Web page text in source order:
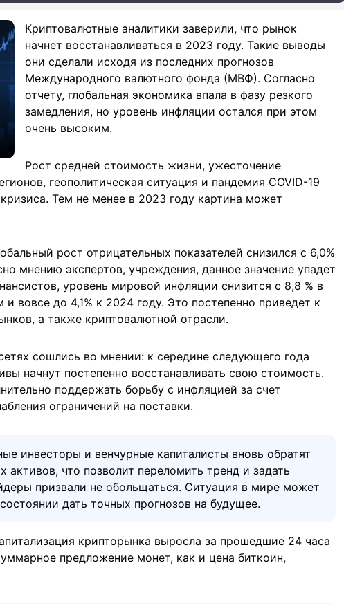
Криптовалютные аналитики заверили, что рынок
начнет восстанавливаться в 2023 году. Такие выводы
они сделали исходя из последних прогнозов
Международного валютного фонда (МВФ). Согласно
отчету, глобальная экономика впала в фазу резкого
замедления, но уровень инфляции остался при этом
очень высоким.
Рост средней стоимость жизни, ужесточение
геополитическая ситуация и пандемия COVID-19
Тем не менее в 2023 году картина может
рост отрицательных показателей снизился с 6,0%
мнению экспертов, учреждения, данное значение упадет
уровень мировой инфляции снизится с 8,8 % в
вовсе до 4,1% к 2024 году. Это постепенно приведет к
а также криптовалютной отрасли.
сошлись во мнении: к середине следующего года
начнут постепенно восстанавливать свою стоимость.
поддержать борьбу с инфляцией за счет
ограничений на поставки.
инвесторы и венчурные капиталисты вновь обратят
активов, что позволит переломить тренд и задать
призвали не обольщаться. Ситуация в мире может
дать точных прогнозов на будущее.
крипторынка выросла за прошедшие 24 часа
предложение монет, как и цена биткоин,